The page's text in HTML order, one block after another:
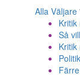
Alla Väljare
Så